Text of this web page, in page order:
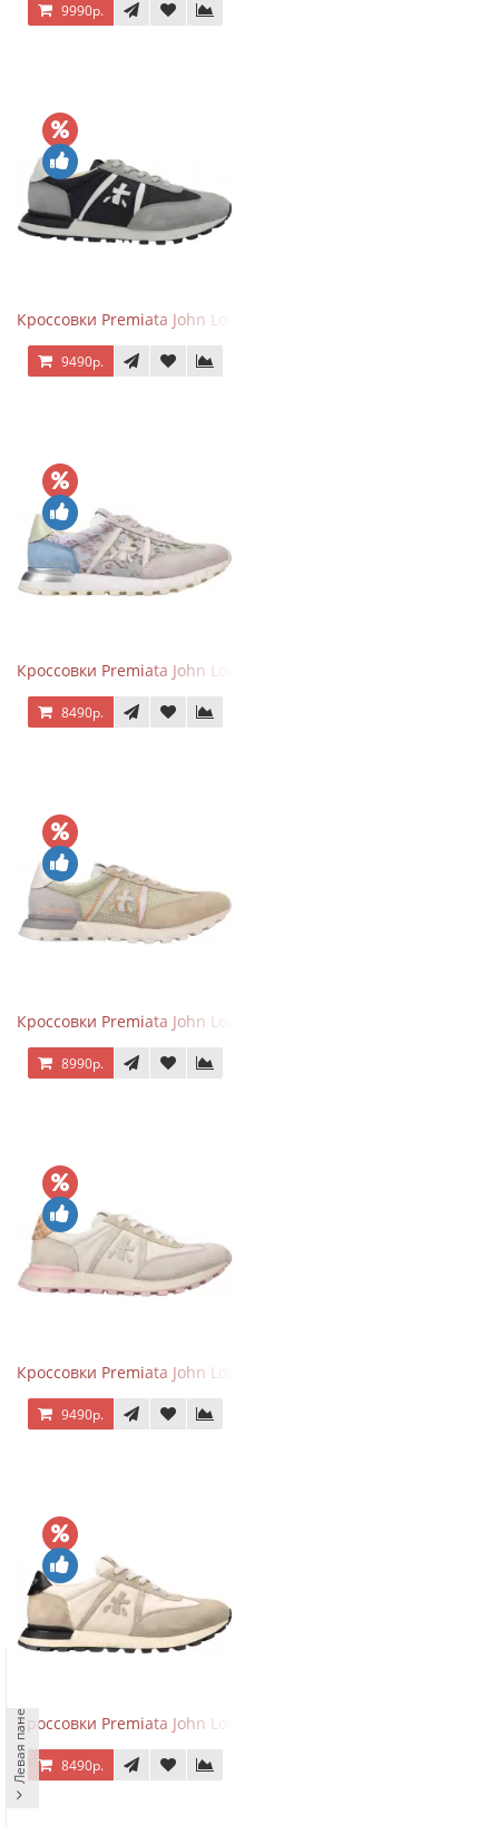
9990р.
Кроссовки Premiata John Low Grey Black
9490р.
Кроссовки Premiata John Low Lace Blue Beige
8490р.
Кроссовки Premiata John Low Sand
8990р.
Кроссовки Premiata John Low Sand Gray
9490р.
Кроссовки Premiata John Low Sand Light Brown
8490р.
Левая панель